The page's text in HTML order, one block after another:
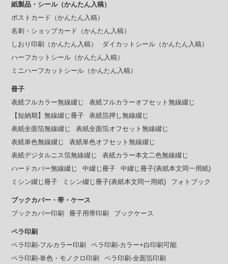
紙製品・シール（かんたん入稿）
ポストカード（かんたん入稿）
名刺・ショップカード（かんたん入稿）
しおり印刷（かんたん入稿）
ダイカットシール（かんたん入稿）
ハーフカットシール（かんたん入稿）
ミニハーフカットシール（かんたん入稿）
冊子
表紙フルカラー無線綴じ
表紙フルカラーオフセット無線綴じ
【短納期】無線綴じ冊子
表紙箔押し無線綴じ
表紙全面箔無線綴じ
表紙全面箔オフセット無線綴じ
表紙単色無線綴じ
表紙単色オフセット無線綴じ
表紙デジタルニス箔無線綴じ
表紙カラー本文二色無線綴じ
ハードカバー無線綴じ
中綴じ冊子
中綴じ冊子(表紙本文同一用紙)
ミシン綴じ冊子
ミシン綴じ冊子(表紙本文同一用紙) フォトブック
ブックカバー・帯・ケース
ブックカバー印刷
冊子用帯印刷 ブックケース
ペラ印刷
ペラ印刷-フルカラー印刷
ペラ印刷-カラー+白印刷可能
ペラ印刷-単色・モノクロ印刷
ペラ印刷-全面箔印刷